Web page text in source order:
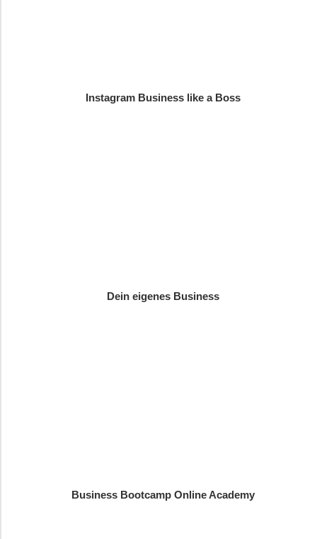
Instagram Business like a Boss
Dein eigenes Business
Business Bootcamp Online Academy